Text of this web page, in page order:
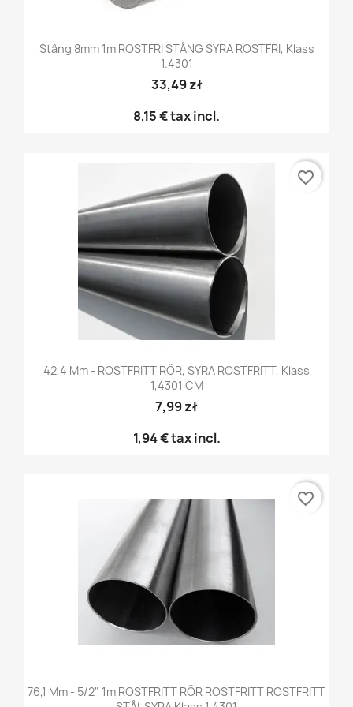
Stång 8mm 1m ROSTFRI STÅNG SYRA ROSTFRI, Klass
1.4301
33,49 zł
8,15 €tax incl.
42,4 Mm - ROSTFRITT RÖR, SYRA ROSTFRITT, Klass
1,4301 CM
7,99 zł
1,94 €tax incl.
favorite_border
76,1 Mm - 5/2" 1m ROSTFRITT RÖR ROSTFRITT ROSTFRITT
favorite_border